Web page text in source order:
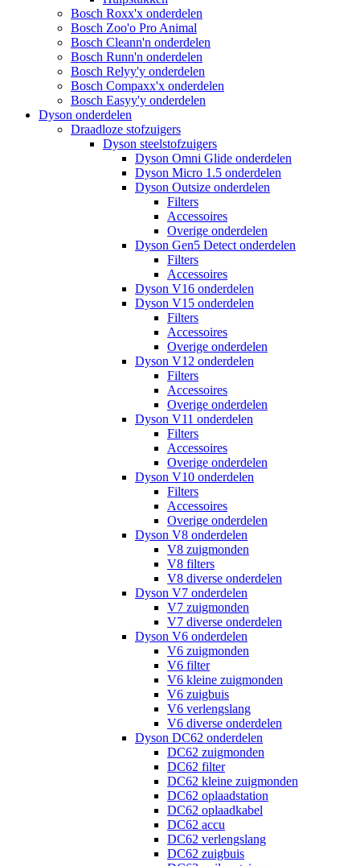
Bosch Roxx'x onderdelen
Bosch Zoo'o Pro Animal
Bosch Cleann'n onderdelen
Bosch Runn'n onderdelen
Bosch Relyy'y onderdelen
Bosch Compaxx'x onderdelen
Bosch Easyy'y onderdelen
Dyson onderdelen
Draadloze stofzuigers
Dyson steelstofzuigers
Dyson Omni Glide onderdelen
Dyson Micro 1.5 onderdelen
Dyson Outsize onderdelen
Filters
Accessoires
Overige onderdelen
Dyson Gen5 Detect onderdelen
Filters
Accessoires
Dyson V16 onderdelen
Dyson V15 onderdelen
Filters
Accessoires
Overige onderdelen
Dyson V12 onderdelen
Filters
Accessoires
Overige onderdelen
Dyson V11 onderdelen
Filters
Accessoires
Overige onderdelen
Dyson V10 onderdelen
Filters
Accessoires
Overige onderdelen
Dyson V8 onderdelen
V8 zuigmonden
V8 filters
V8 diverse onderdelen
Dyson V7 onderdelen
V7 zuigmonden
V7 diverse onderdelen
Dyson V6 onderdelen
V6 zuigmonden
V6 filter
V6 kleine zuigmonden
V6 zuigbuis
V6 verlengslang
V6 diverse onderdelen
Dyson DC62 onderdelen
DC62 zuigmonden
DC62 filter
DC62 kleine zuigmonden
DC62 oplaadstation
DC62 oplaadkabel
DC62 accu
DC62 verlengslang
DC62 zuigbuis